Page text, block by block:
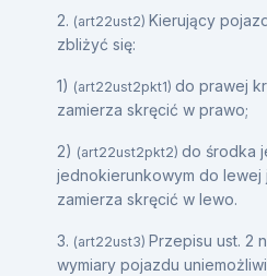
2. (art22ust2) Kierujący
zbliżyć się:
1) (art22ust2pkt1) do prawej
zamierza skręcić w prawo;
2) (art22ust2pkt2) do środka
jednokierunkowym do lewej
zamierza skręcić w lewo.
3. (art22ust3) Przepisu ust. 2
wymiary pojazdu